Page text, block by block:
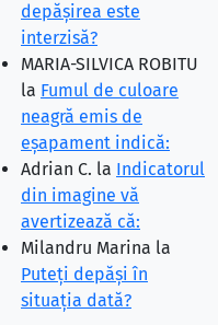
depăşirea este
interzisă?
MARIA-SILVICA ROBITU
la Fumul de culoare
neagră emis de
eşapament indică:
Adrian C. la Indicatorul
din imagine vă
avertizează că:
Milandru Marina la
Puteţi depăşi în
situaţia dată?